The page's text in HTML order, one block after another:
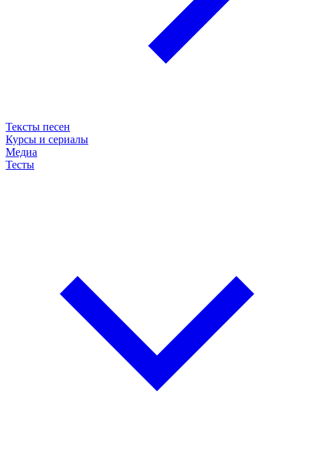
Тексты песен
Курсы и сериалы
Медиа
Тесты